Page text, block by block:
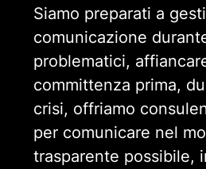
Siamo preparati a
comunicazione
problematici,
committenza prima,
crisi, offriamo
per comunicare nel
trasparente possibile,